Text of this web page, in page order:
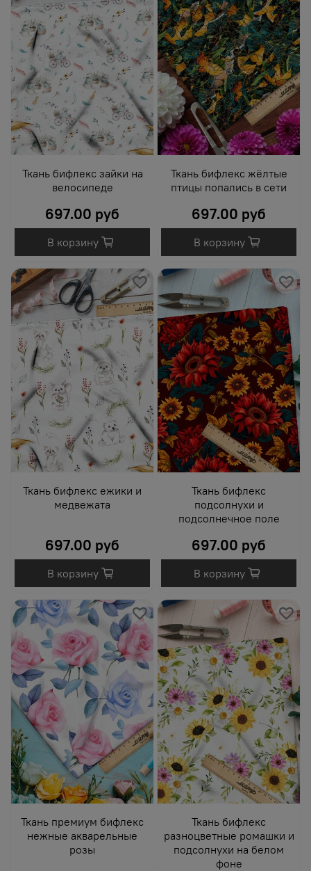
Ткань бифлекс зайки на
велосипеде
697.00 руб
В корзину
Ткань бифлекс жёлтые
птицы попались в сети
697.00 руб
В корзину
Ткань бифлекс ежики и
медвежата
697.00 руб
В корзину
Ткань бифлекс
подсолнухи и
подсолнечное поле
697.00 руб
В корзину
Ткань премиум бифлекс
нежные акварельные
розы
Ткань бифлекс
разноцветные ромашки и
подсолнухи на белом
фоне